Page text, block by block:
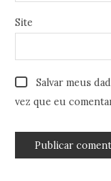
Site
Salvar meus
vez que eu